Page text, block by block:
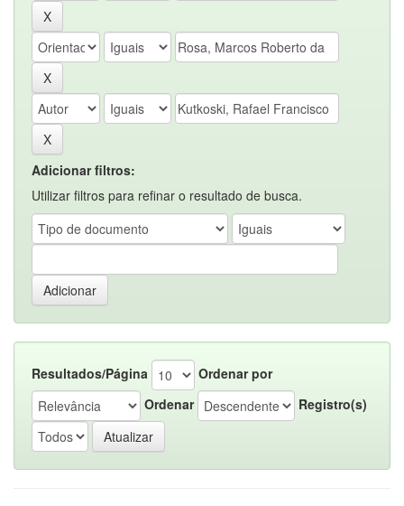
Adicionar filtros:
Utilizar filtros para refinar o resultado de busca.
Resultados/Página
Ordenar por
Ordenar
Registro(s)